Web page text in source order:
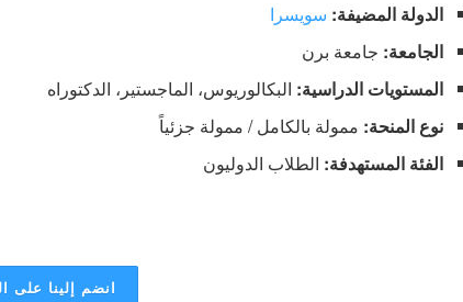
الدولة المضيفة: سويسرا
الجامعة: جامعة برن
المستويات الدراسية: البكالوريوس، الماجستير، الدكتوراه
نوع المنحة: ممولة بالكامل / ممولة جزئياً
الفئة المستهدفة: الطلاب الدوليون
انضم إلينا على